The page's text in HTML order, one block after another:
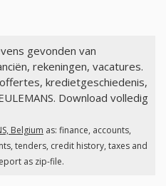
gevonden van
rekeningen, vacatures.
kredietgeschiedenis,
Download volledig
Belgium as: finance, accounts,
tenders, credit history, taxes and
as zip-file.